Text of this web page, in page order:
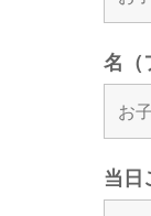
名（
当日